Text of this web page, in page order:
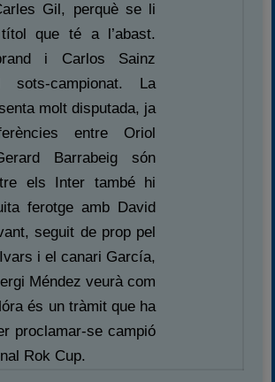
Gil, perquè se li
que té a l’abast.
i Carlos Sainz
sots-campionat. La
molt disputada, ja
entre Oriol
Barrabeig són
els Inter també hi
ferotge amb David
seguit de prop pel
i el canari García,
Méndez veurà com
és un tràmit que ha
proclamar-se campió
Rok Cup.